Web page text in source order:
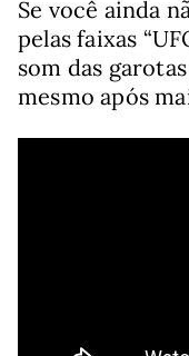
Se você ainda
pelas faixas
som das
mesmo após